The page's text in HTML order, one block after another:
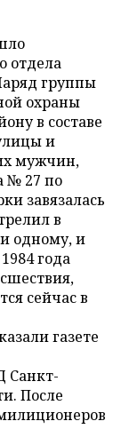
отдела
группы
охраны
в составе
и
мужчин,
№ 27 по
завязалась
в
одному, и
года
сейчас в
газете
Санкт-
После